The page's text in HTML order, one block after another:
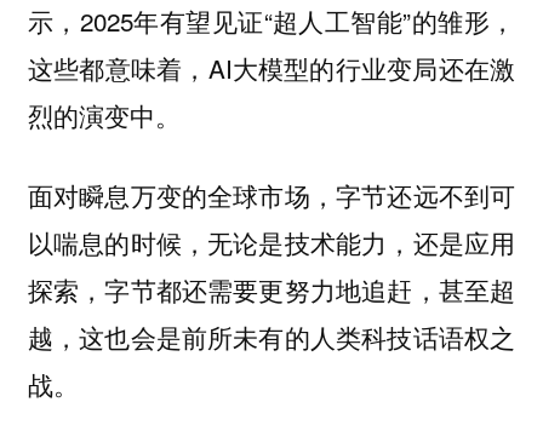
示，2025年有望见证“超人工智能”的雏形，
这些都意味着，AI大模型的行业变局还在激
烈的演变中。
面对瞬息万变的全球市场，字节还远不到可
以喘息的时候，无论是技术能力，还是应用
探索，字节都还需要更努力地追赶，甚至超
越，这也会是前所未有的人类科技话语权之
战。